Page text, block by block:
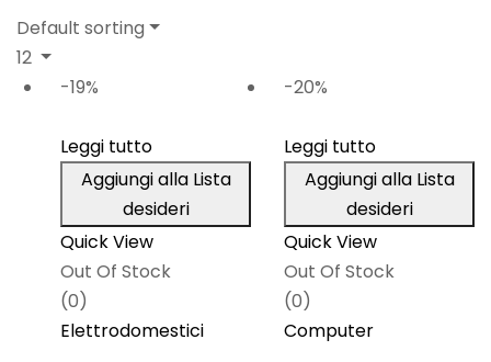
Default sorting
12
-19%
Leggi tutto
Aggiungi alla Lista
desideri
Quick View
Out Of Stock
(0)
Elettrodomestici
-20%
Leggi tutto
Aggiungi alla Lista
desideri
Quick View
Out Of Stock
(0)
Computer